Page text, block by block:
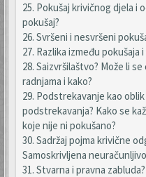
25. Pokušaj krivičnog djela i
pokušaj?
26. Svršeni i nesvršeni
27. Razlika između
28. Saizvršilaštvo? Može li
radnjama i kako?
29. Podstrekavanje kao
podstrekavanja? Kako se
koje nije ni pokušano?
30. Sadržaj pojma krivične
Samoskrivljena
31. Stvarna i pravna zabluda?